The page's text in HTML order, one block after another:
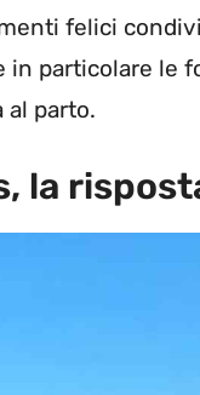
felici
in particolare le
al parto.
la